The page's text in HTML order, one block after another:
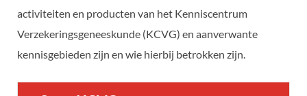
activiteiten en producten van het Kenniscentrum
Verzekeringsgeneeskunde (KCVG) en aanverwante
kennisgebieden zijn en wie hierbij betrokken zijn.